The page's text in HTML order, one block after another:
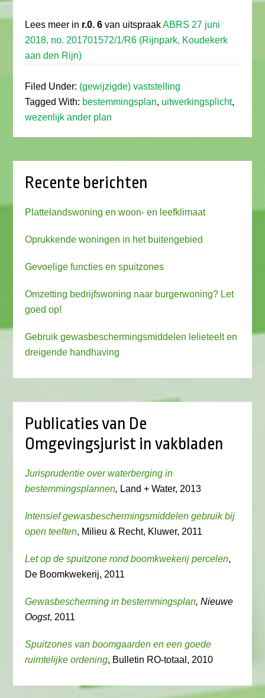
Lees meer in r.0. 6 van uitspraakABRS 27 juni
2018, no. 201701572/1/R6 (Rijnpark, Koudekerk
aan den Rijn)
Filed Under: (gewijzigde) vaststelling
Tagged With: bestemmingsplan, uitwerkingsplicht,
wezenlijk ander plan
Recente berichten
Plattelandswoning en woon- en leefklimaat
Oprukkende woningen in het buitengebied
Gevoelige functies en spuitzones
Omzetting bedrijfswoning naar burgerwoning? Let
goed op!
Gebruik gewasbeschermingsmiddelen lelieteelt en
dreigende handhaving
Publicaties van De
Omgevingsjurist in vakbladen
Jurisprudentie over waterberging in
bestemmingsplannen, Land + Water, 2013
Intensief gewasbeschermingsmiddelen gebruik bij
open teelten, Milieu & Recht, Kluwer, 2011
Let op de spuitzone rond boomkwekerij percelen,
De Boomkwekerij, 2011
Gewasbescherming in bestemmingsplan, Nieuwe
Oogst, 2011
Spuitzones van boomgaarden en een goede
ruimtelijke ordening, Bulletin RO-totaal, 2010